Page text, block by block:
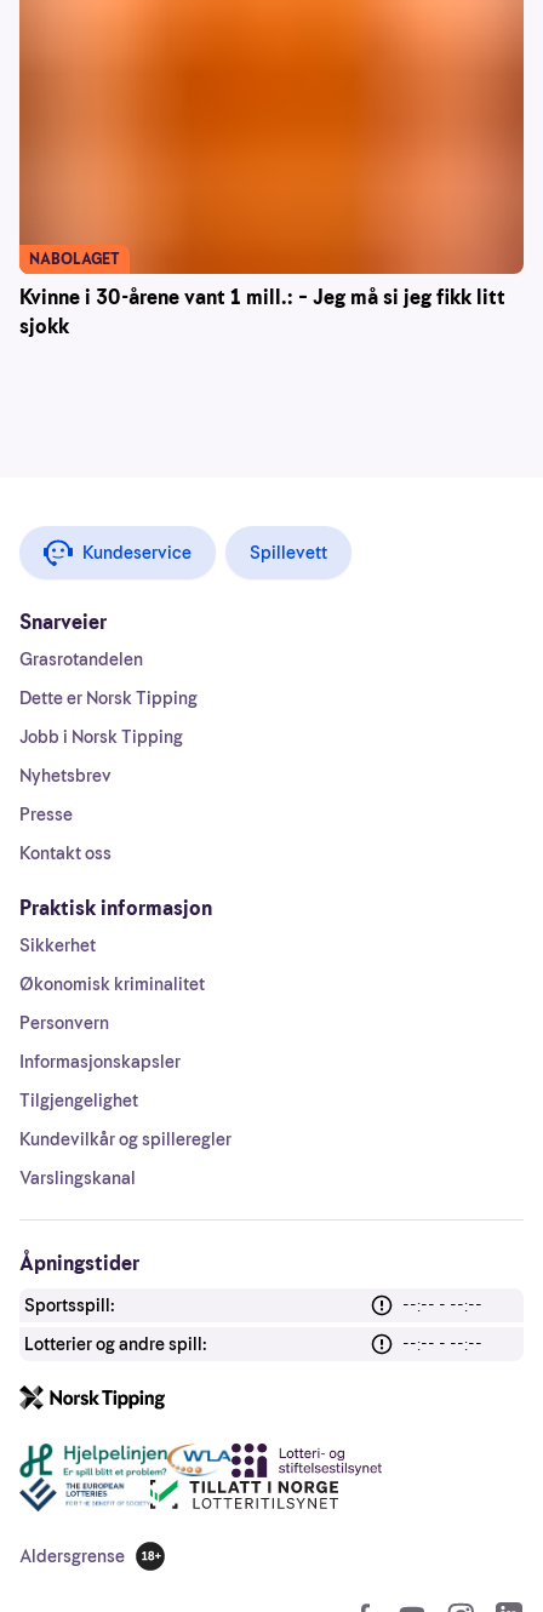
Kvinne i 30-årene vant 1 mill.: – Jeg må si jeg fikk litt
sjokk
NABOLAGET
Kundeservice Spillevett
Snarveier
Grasrotandelen
Dette er Norsk Tipping
Jobb i Norsk Tipping
Nyhetsbrev
Presse
Kontakt oss
Praktisk informasjon
Sikkerhet
Økonomisk kriminalitet
Personvern
Informasjonskapsler
Tilgjengelighet
Kundevilkår og spilleregler
Varslingskanal
Åpningstider
Sportsspill:
--:-- - --:--
Lotterier og andre spill:
--:-- - --:--
Andre lenker
Aldersgrense
18 år